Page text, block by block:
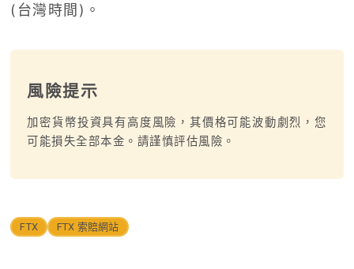
(台灣時間)。
風險提示
加密貨幣投資具有高度風險，其價格可能波動劇烈，您
可能損失全部本金。請謹慎評估風險。
FTX FTX 索賠網站